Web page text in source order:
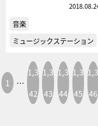
音楽
ミュージックステーション
1 …
1,3
42
1,3
43
1,3
44
1,3
45
1,3
46